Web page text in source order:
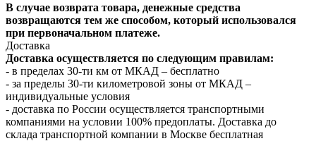
В случае возврата товара, денежные средства
возвращаются тем же способом, который использовался
при первоначальном платеже.
Доставка
Доставка осуществляется по следующим правилам:
- в пределах 30-ти км от МКАД – бесплатно
- за пределы 30-ти километровой зоны от МКАД –
индивидуальные условия
- доставка по России осуществляется транспортными
компаниями на условии 100% предоплаты. Доставка до
склада транспортной компании в Москве бесплатная